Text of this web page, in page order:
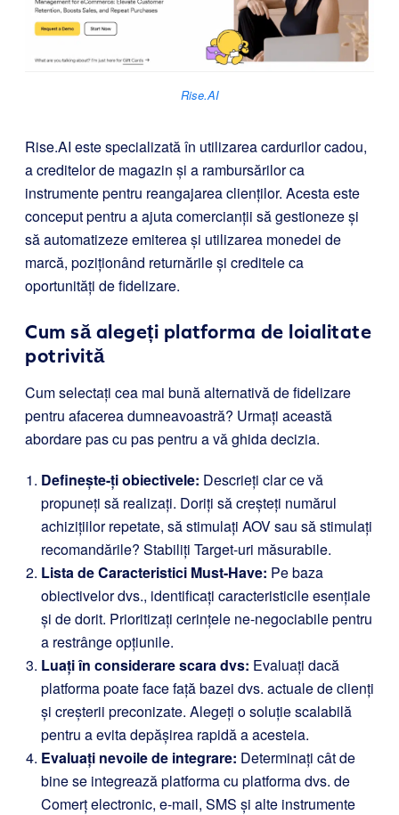
Rise.AI
Rise.AI este specializată în utilizarea cardurilor cadou,
a creditelor de magazin și a rambursărilor ca
instrumente pentru reangajarea clienților. Acesta este
conceput pentru a ajuta comercianții să gestioneze și
să automatizeze emiterea și utilizarea monedei de
marcă, poziționând returnările și creditele ca
oportunități de fidelizare.
Cum să alegeți platforma de loialitate
potrivită
Cum selectați cea mai bună alternativă de fidelizare
pentru afacerea dumneavoastră? Urmați această
abordare pas cu pas pentru a vă ghida decizia.
Definește-ți obiectivele: Descrieți clar ce vă
propuneți să realizați. Doriți să creșteți numărul
achizițiilor repetate, să stimulați AOV sau să stimulați
recomandările? Stabiliți Target-uri măsurabile.
Lista de Caracteristici Must-Have: Pe baza
obiectivelor dvs., identificați caracteristicile esențiale
și de dorit. Prioritizați cerințele ne-negociabile pentru
a restrânge opțiunile.
Luați în considerare scara dvs: Evaluați dacă
platforma poate face față bazei dvs. actuale de clienți
și creșterii preconizate. Alegeți o soluție scalabilă
pentru a evita depășirea rapidă a acesteia.
Evaluați nevoile de integrare: Determinați cât de
bine se integrează platforma cu platforma dvs. de
Comerț electronic, e-mail, SMS și alte instrumente